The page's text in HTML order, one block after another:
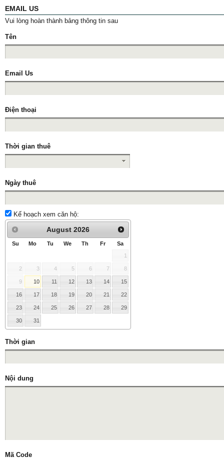
EMAIL US
Vui lòng hoàn thành bảng thông tin sau
Tên
Email Us
Điện thoại
Thời gian thuê
Ngày thuê
Kế hoạch xem căn hộ:
August 2026
Su Mo Tu We Th Fr Sa
1
2 3 4 5 6 7 8
9 10 11 12 13 14 15
16 17 18 19 20 21 22
23 24 25 26 27 28 29
30 31
Thời gian
Nội dung
Mã Code